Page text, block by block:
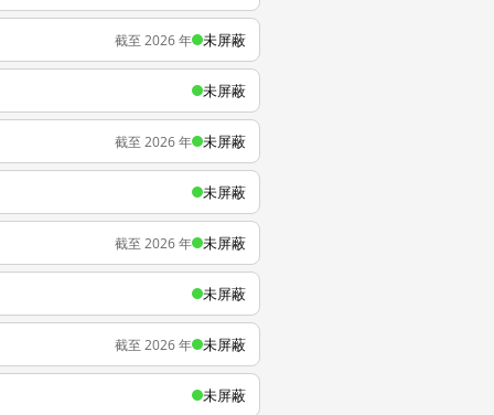
截至 2026 年 未屏蔽
未屏蔽
截至 2026 年 未屏蔽
未屏蔽
截至 2026 年 未屏蔽
未屏蔽
截至 2026 年 未屏蔽
未屏蔽